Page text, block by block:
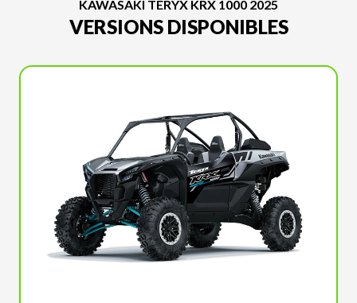
KAWASAKI TERYX KRX 1000 2025
VERSIONS DISPONIBLES